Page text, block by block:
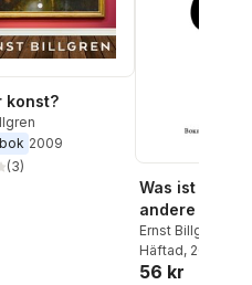
konst?
2009
stjärnor. Totalt antal röster:
(3)
Was ist Kunst
andere
wichtige
Ernst Billgren
Häftad, 2013
56 kr